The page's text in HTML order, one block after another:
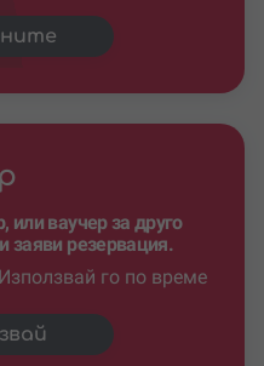
или ваучер за друго
заяви резервация.
го по време